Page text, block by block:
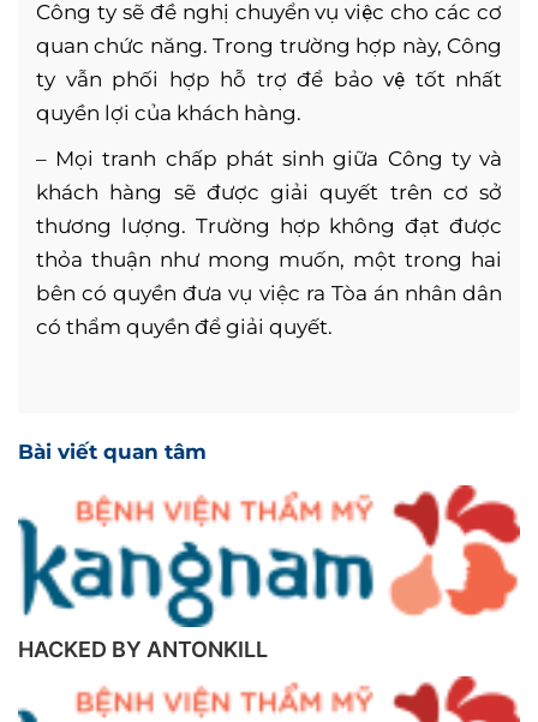
Công ty sẽ đề nghị chuyển vụ việc cho các cơ
quan chức năng. Trong trường hợp này, Công
ty vẫn phối hợp hỗ trợ để bảo vệ tốt nhất
quyền lợi của khách hàng.
– Mọi tranh chấp phát sinh giữa Công ty và
khách hàng sẽ được giải quyết trên cơ sở
thương lượng. Trường hợp không đạt được
thỏa thuận như mong muốn, một trong hai
bên có quyền đưa vụ việc ra Tòa án nhân dân
có thẩm quyền để giải quyết.
Bài viết quan tâm
HACKED BY ANTONKILL